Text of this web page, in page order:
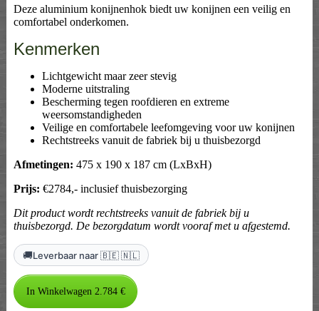
Deze aluminium konijnenhok biedt uw konijnen een veilig en
comfortabel onderkomen.
Kenmerken
Lichtgewicht maar zeer stevig
Moderne uitstraling
Bescherming tegen roofdieren en extreme
weersomstandigheden
Veilige en comfortabele leefomgeving voor uw konijnen
Rechtstreeks vanuit de fabriek bij u thuisbezorgd
Afmetingen: 475 x 190 x 187 cm (LxBxH)
Prijs: €2784,- inclusief thuisbezorging
Dit product wordt rechtstreeks vanuit de fabriek bij u
thuisbezorgd. De bezorgdatum wordt vooraf met u afgestemd.
🚚Leverbaar naar 🇧🇪 🇳🇱